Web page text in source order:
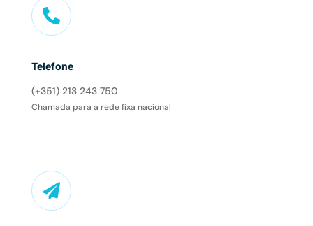

Telefone
(+351) 213 243 750
Chamada para a rede fixa nacional
